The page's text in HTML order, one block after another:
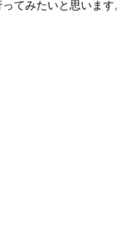
てみたいと思います